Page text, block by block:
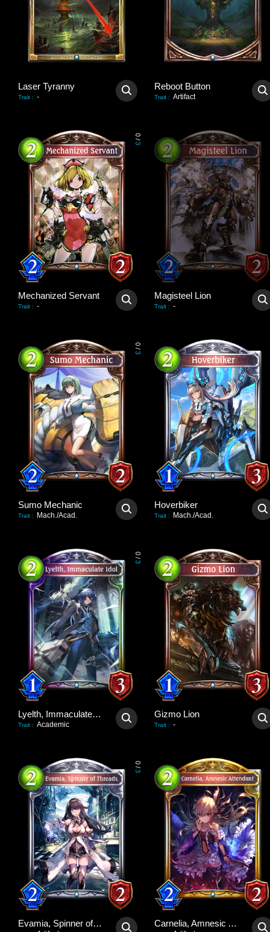
Laser Tyranny
Trait : -
Reboot Button
Trait : Artifact
0
/
3
Mechanized Servant
Trait : -
Magisteel Lion
Trait : -
0
/
3
Sumo Mechanic
Trait : Mach./Acad.
Hoverbiker
Trait : Mach./Acad.
0
/
3
Lyelth, Immaculate Idol
Trait : Academic
Gizmo Lion
Trait : -
0
/
3
Evamia, Spinner of Threads Carnelia, Amnesic Attendant